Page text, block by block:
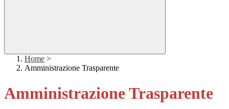
Home >
Amministrazione Trasparente
Amministrazione Trasparente